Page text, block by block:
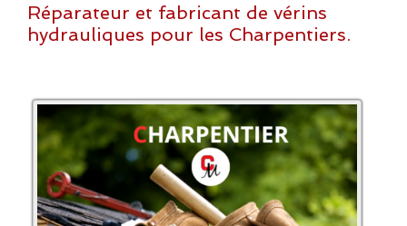
Réparateur et fabricant de vérins
hydrauliques pour les Charpentiers.